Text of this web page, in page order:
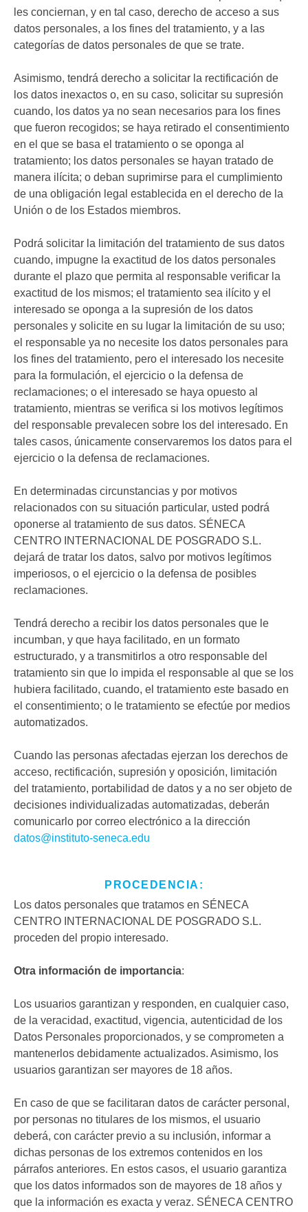
les conciernan, y en tal caso, derecho de acceso a sus
datos personales, a los fines del tratamiento, y a las
categorías de datos personales de que se trate.
Asimismo, tendrá derecho a solicitar la rectificación de
los datos inexactos o, en su caso, solicitar su supresión
cuando, los datos ya no sean necesarios para los fines
que fueron recogidos; se haya retirado el consentimiento
en el que se basa el tratamiento o se oponga al
tratamiento; los datos personales se hayan tratado de
manera ilícita; o deban suprimirse para el cumplimiento
de una obligación legal establecida en el derecho de la
Unión o de los Estados miembros.
Podrá solicitar la limitación del tratamiento de sus datos
cuando, impugne la exactitud de los datos personales
durante el plazo que permita al responsable verificar la
exactitud de los mismos; el tratamiento sea ilícito y el
interesado se oponga a la supresión de los datos
personales y solicite en su lugar la limitación de su uso;
el responsable ya no necesite los datos personales para
los fines del tratamiento, pero el interesado los necesite
para la formulación, el ejercicio o la defensa de
reclamaciones; o el interesado se haya opuesto al
tratamiento, mientras se verifica si los motivos legítimos
del responsable prevalecen sobre los del interesado. En
tales casos, únicamente conservaremos los datos para el
ejercicio o la defensa de reclamaciones.
En determinadas circunstancias y por motivos
relacionados con su situación particular, usted podrá
oponerse al tratamiento de sus datos. SÉNECA
CENTRO INTERNACIONAL DE POSGRADO S.L.
dejará de tratar los datos, salvo por motivos legítimos
imperiosos, o el ejercicio o la defensa de posibles
reclamaciones.
Tendrá derecho a recibir los datos personales que le
incumban, y que haya facilitado, en un formato
estructurado, y a transmitirlos a otro responsable del
tratamiento sin que lo impida el responsable al que se los
hubiera facilitado, cuando, el tratamiento este basado en
el consentimiento; o le tratamiento se efectúe por medios
automatizados.
Cuando las personas afectadas ejerzan los derechos de
acceso, rectificación, supresión y oposición, limitación
del tratamiento, portabilidad de datos y a no ser objeto de
decisiones individualizadas automatizadas, deberán
comunicarlo por correo electrónico a la dirección
datos@instituto-seneca.edu
PROCEDENCIA:
Los datos personales que tratamos en SÉNECA
CENTRO INTERNACIONAL DE POSGRADO S.L.
proceden del propio interesado.
Otra información de importancia:
Los usuarios garantizan y responden, en cualquier caso,
de la veracidad, exactitud, vigencia, autenticidad de los
Datos Personales proporcionados, y se comprometen a
mantenerlos debidamente actualizados. Asimismo, los
usuarios garantizan ser mayores de 18 años.
En caso de que se facilitaran datos de carácter personal,
por personas no titulares de los mismos, el usuario
deberá, con carácter previo a su inclusión, informar a
dichas personas de los extremos contenidos en los
párrafos anteriores. En estos casos, el usuario garantiza
que los datos informados son de mayores de 18 años y
que la información es exacta y veraz. SÉNECA CENTRO